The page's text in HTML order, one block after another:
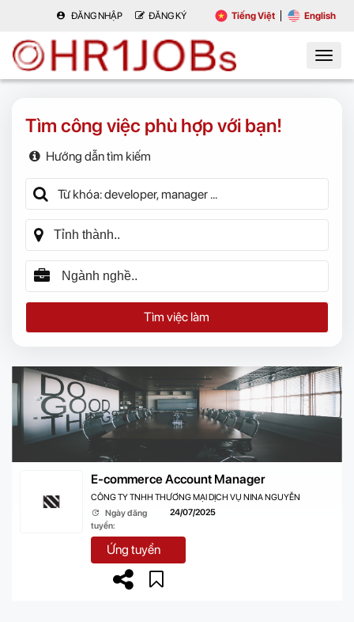
ĐĂNG NHẬP ĐĂNG KÝ Tiếng Việt English
Tìm công việc phù hợp với bạn!
Hướng dẫn tìm kiếm
Tìm việc làm
E-commerce Account Manager
CÔNG TY TNHH THƯƠNG MẠI DỊCH VỤ NINA NGUYỄN
Ngày đăng
tuyển:
24/07/2025
Ứng tuyển